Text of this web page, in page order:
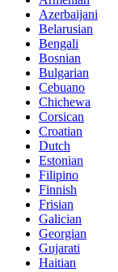
Azerbaijani
Belarusian
Bengali
Bosnian
Bulgarian
Cebuano
Chichewa
Corsican
Croatian
Dutch
Estonian
Filipino
Finnish
Frisian
Galician
Georgian
Gujarati
Haitian